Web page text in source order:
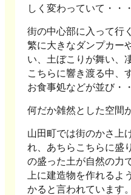
しく変わっていて・・・
街の中心部に入って行
繁に大きなダンプカー
い、土ぼこりが舞い、
こちらに響き渡る中、
お食事処などが並び・
何だか雑然とした空間
山田町では街のかさ上
れ、あちらこちらに盛
の盛った土が自然の力
上に建造物を作れるよ
かると言われています。